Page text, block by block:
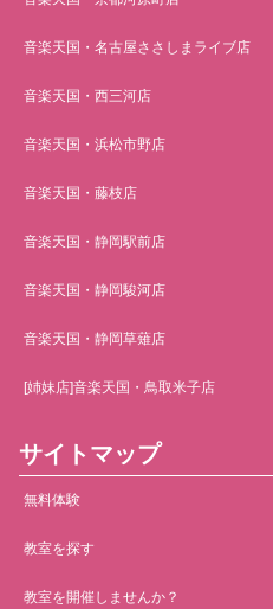
音楽天国・名古屋ささしまライブ店
音楽天国・西三河店
音楽天国・浜松市野店
音楽天国・藤枝店
音楽天国・静岡駅前店
音楽天国・静岡駿河店
音楽天国・静岡草薙店
[姉妹店]音楽天国・鳥取米子店
サイトマップ
無料体験
教室を探す
教室を開催しませんか？